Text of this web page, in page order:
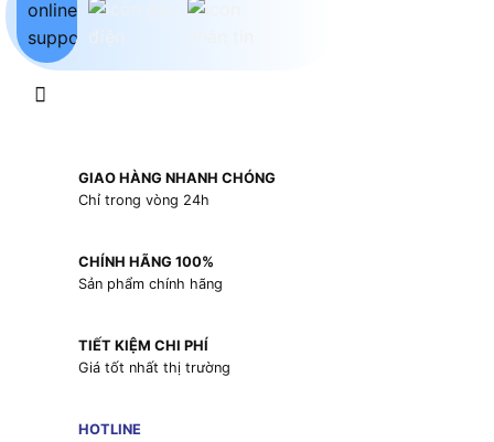
GIAO HÀNG NHANH CHÓNG
Chỉ trong vòng 24h
CHÍNH HÃNG 100%
Sản phẩm chính hãng
TIẾT KIỆM CHI PHÍ
Giá tốt nhất thị trường
HOTLINE